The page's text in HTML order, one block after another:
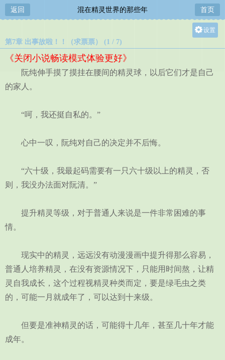
返回 混在精灵世界的那些年 首页
设置
中
第7章 出事故啦！！（求票票） (1 / 7)
《关闭小说畅读模式体验更好》
阮纯伸手摸了摸挂在腰间的精灵球，以后它们才是自己
的家人。
“呵，我还挺自私的。”
心中一叹，阮纯对自己的决定并不后悔。
“六十级，我最起码需要有一只六十级以上的精灵，否
则，我没办法面对阮清。”
提升精灵等级，对于普通人来说是一件非常困难的事
情。
现实中的精灵，远远没有动漫漫画中提升得那么容易，
普通人培养精灵，在没有资源情况下，只能用时间熬，让精
灵自我成长，这个过程视精灵种类而定，要是绿毛虫之类
的，可能一月就成年了，可以达到十来级。
但要是准神精灵的话，可能得十几年，甚至几十年才能
成年。